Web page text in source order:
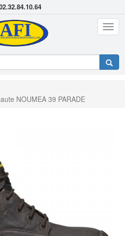
NOUMEA 39 PARADE